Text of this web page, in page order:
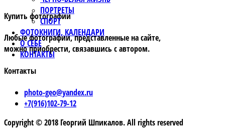
ПОРТРЕТЫ
СПОРТ
ФОТОКНИГИ, КАЛЕНДАРИ
О СЕБЕ
КОНТАКТЫ
Купить фотографии
Любые фотографии, представленные на сайте,
можно приобрести, связавшись с автором.
Контакты
photo-geo@yandex.ru
+7(916)102-79-12
Copyright © 2018 Георгий Шпикалов. All rights reserved